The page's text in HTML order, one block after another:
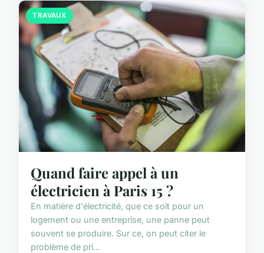
TRAVAUX
Quand faire appel à un
électricien à Paris 15 ?
En matière d'électricité, que ce soit pour un
logement ou une entreprise, une panne peut
souvent se produire. Sur ce, on peut citer le
problème de pri...